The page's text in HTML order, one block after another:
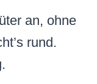
an, ohne
rund.